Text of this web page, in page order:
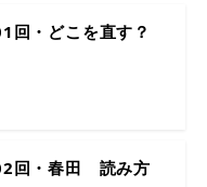
回・どこを直す？
回・春田 読み方